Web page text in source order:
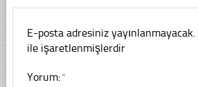
E-posta adresiniz yayınlanmayacak.
ile işaretlenmişlerdir
Yorum:*